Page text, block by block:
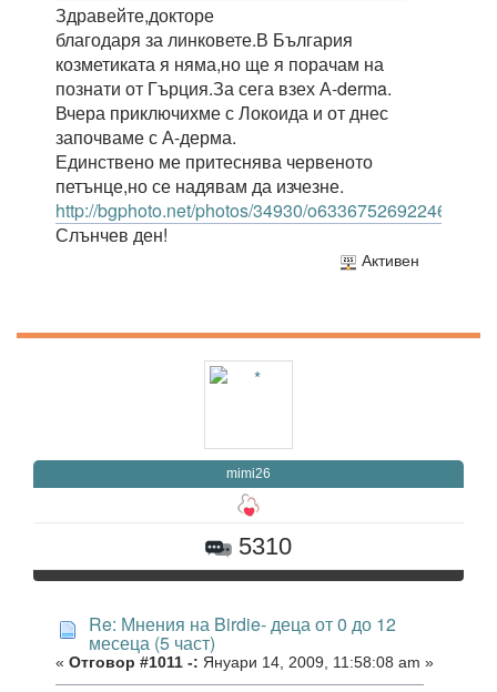
Здравейте,докторе
благодаря за линковете.В България
козметиката я няма,но ще я порачам на
познати от Гърция.За сега взех А-derma.
Вчера приключихме с Локоида и от днес
започваме с А-дерма.
Единствено ме притеснява червеното
петънце,но се надявам да изчезне.
http://bgphoto.net/photos/34930/
Слънчев ден!
Активен
mimi26
5310
Re: Мнения на Birdie- деца от 0 до 12
месеца (5 част)
« Отговор #1011 -: Януари 14, 2009, 11:58:08 am »